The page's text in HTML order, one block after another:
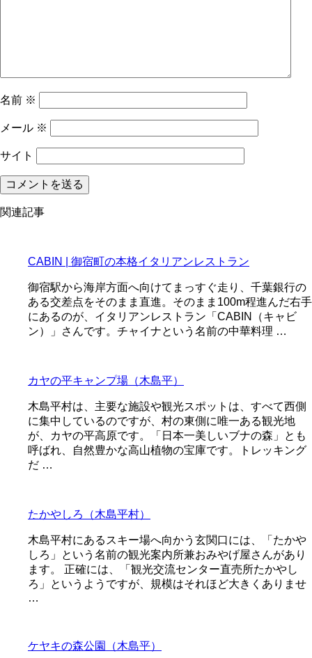
名前 ※
メール ※
サイト
関連記事
CABIN | 御宿町の本格イタリアンレストラン
御宿駅から海岸方面へ向けてまっすぐ走り、千葉銀行の
ある交差点をそのまま直進。そのまま100m程進んだ右手
にあるのが、イタリアンレストラン「CABIN（キャビ
ン）」さんです。チャイナという名前の中華料理 …
カヤの平キャンプ場（木島平）
木島平村は、主要な施設や観光スポットは、すべて西側
に集中しているのですが、村の東側に唯一ある観光地
が、カヤの平高原です。「日本一美しいブナの森」とも
呼ばれ、自然豊かな高山植物の宝庫です。トレッキング
だ …
たかやしろ（木島平村）
木島平村にあるスキー場へ向かう玄関口には、「たかや
しろ」という名前の観光案内所兼おみやげ屋さんがあり
ます。 正確には、「観光交流センター直売所たかやし
ろ」というようですが、規模はそれほど大きくありませ
…
ケヤキの森公園（木島平）